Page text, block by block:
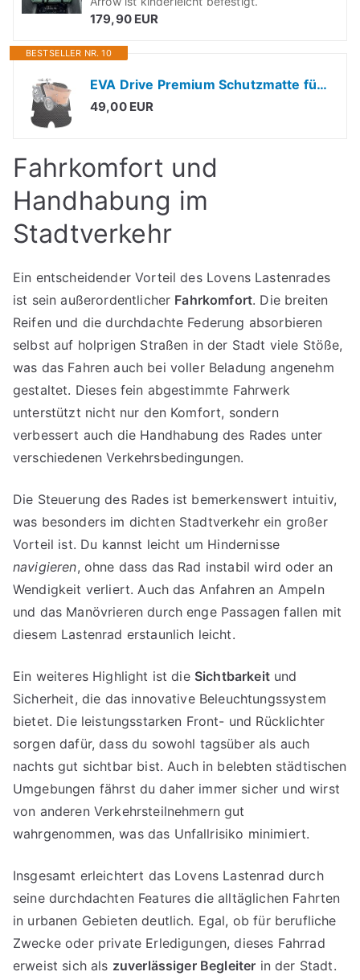
179,90 EUR
BESTSELLER NR. 10
EVA Drive Premium Schutzmatte für Babboe Carve | Passgenaue Lastenrad Fußmatte | Rutschfester Bodenmatte Teppich | Lastenrad Zubehör | Pflegeleicht & Umweltfreundlich | ohne Einfassung | Schwarz
49,00 EUR
Fahrkomfort und
Handhabung im
Stadtverkehr
Ein entscheidender Vorteil des Lovens Lastenrades
ist sein außerordentlicher Fahrkomfort. Die breiten
Reifen und die durchdachte Federung absorbieren
selbst auf holprigen Straßen in der Stadt viele Stöße,
was das Fahren auch bei voller Beladung angenehm
gestaltet. Dieses fein abgestimmte Fahrwerk
unterstützt nicht nur den Komfort, sondern
verbessert auch die Handhabung des Rades unter
verschiedenen Verkehrsbedingungen.
Die Steuerung des Rades ist bemerkenswert intuitiv,
was besonders im dichten Stadtverkehr ein großer
Vorteil ist. Du kannst leicht um Hindernisse
navigieren, ohne dass das Rad instabil wird oder an
Wendigkeit verliert. Auch das Anfahren an Ampeln
und das Manövrieren durch enge Passagen fallen mit
diesem Lastenrad erstaunlich leicht.
Ein weiteres Highlight ist die Sichtbarkeitund
Sicherheit, die das innovative Beleuchtungssystem
bietet. Die leistungsstarken Front- und Rücklichter
sorgen dafür, dass du sowohl tagsüber als auch
nachts gut sichtbar bist. Auch in belebten städtischen
Umgebungen fährst du daher immer sicher und wirst
von anderen Verkehrsteilnehmern gut
wahrgenommen, was das Unfallrisiko minimiert.
Insgesamt erleichtert das Lovens Lastenrad durch
seine durchdachten Features die alltäglichen Fahrten
in urbanen Gebieten deutlich. Egal, ob für berufliche
Zwecke oder private Erledigungen, dieses Fahrrad
erweist sich als zuverlässiger Begleiter in der Stadt.